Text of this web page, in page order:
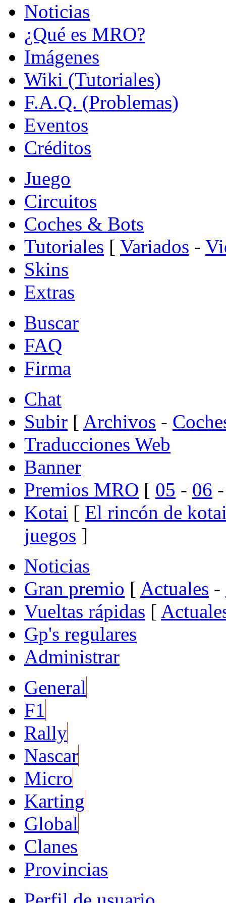
Noticias
¿Qué es MRO?
Imágenes
Wiki (Tutoriales)
F.A.Q. (Problemas)
Eventos
Créditos
Juego
Circuitos
Coches & Bots
Tutoriales [ Variados -
Skins
Extras
Buscar
FAQ
Firma
Chat
Subir [ Archivos -
Traducciones Web
Banner
Premios MRO [ 05 - 06
Kotai [ El rincón de
juegos ]
Noticias
Gran premio [ Actuales -
Vueltas rápidas [
Gp's regulares
Administrar
General
F1
Rally
Nascar
Micro
Karting
Global
Clanes
Provincias